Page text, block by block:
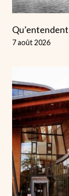
Qu’entendent
7 août 2026